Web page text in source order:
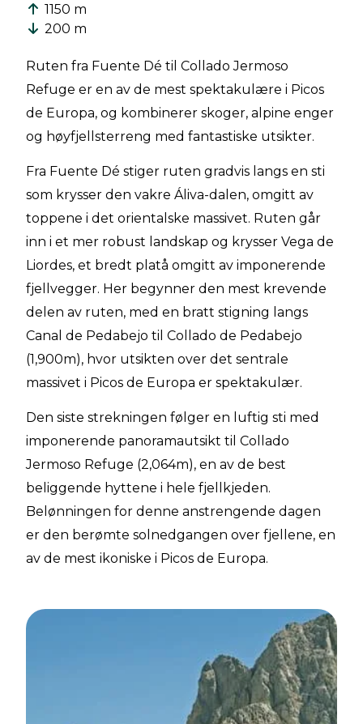
1150 m
200 m
Ruten fra Fuente Dé til Collado Jermoso
Refuge er en av de mest spektakulære i Picos
de Europa, og kombinerer skoger, alpine enger
og høyfjellsterreng med fantastiske utsikter.
Fra Fuente Dé stiger ruten gradvis langs en sti
som krysser den vakre Áliva-dalen, omgitt av
toppene i det orientalske massivet. Ruten går
inn i et mer robust landskap og krysser Vega de
Liordes, et bredt platå omgitt av imponerende
fjellvegger. Her begynner den mest krevende
delen av ruten, med en bratt stigning langs
Canal de Pedabejo til Collado de Pedabejo
(1,900m), hvor utsikten over det sentrale
massivet i Picos de Europa er spektakulær.
Den siste strekningen følger en luftig sti med
imponerende panoramautsikt til Collado
Jermoso Refuge (2,064m), en av de best
beliggende hyttene i hele fjellkjeden.
Belønningen for denne anstrengende dagen
er den berømte solnedgangen over fjellene, en
av de mest ikoniske i Picos de Europa.